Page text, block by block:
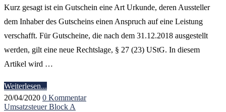
Kurz gesagt ist ein Gutschein eine Art Urkunde, deren Aussteller
dem Inhaber des Gutscheins einen Anspruch auf eine Leistung
verschafft. Für Gutscheine, die nach dem 31.12.2018 ausgestellt
werden, gilt eine neue Rechtslage, § 27 (23) UStG. In diesem
Artikel wird …
Weiterlesen...
20/04/2020 0 Kommentar
Umsatzsteuer Block A